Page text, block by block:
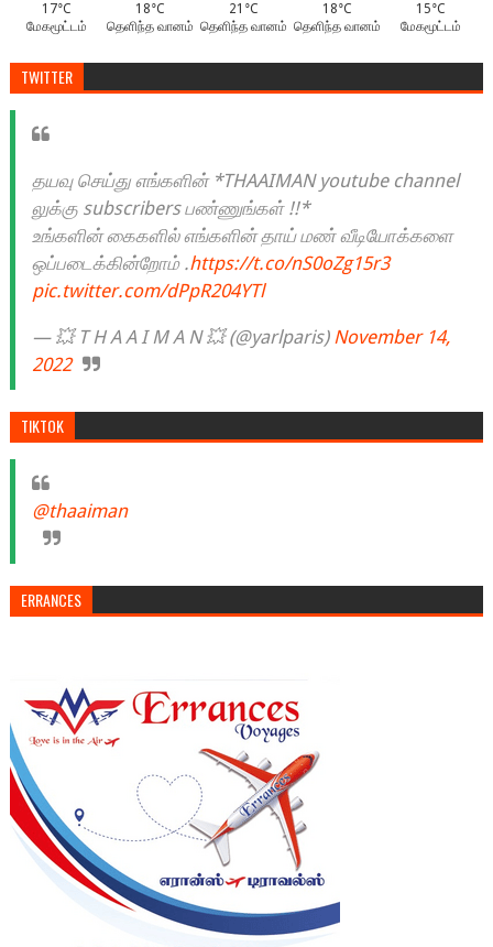
17°C
மேகமூட்டம்
18°C
தெளிந்த வானம்
21°C
தெளிந்த வானம்
18°C
தெளிந்த வானம்
15°C
மேகமூட்டம்
TWITTER
தயவு செய்து எங்களின் *THAAIMAN youtube channel
லுக்கு subscribers பண்ணுங்கள் !!*
உங்களின் கைகளில் எங்களின் தாய் மண் வீடியோக்களை
ஒப்படைக்கின்றோம் .https://t.co/nS0oZg15r3
pic.twitter.com/dPpR204YTl
— 💥 T H A A I M A N 💥 (@yarlparis) November 14,
2022
TIKTOK
@thaaiman
ERRANCES